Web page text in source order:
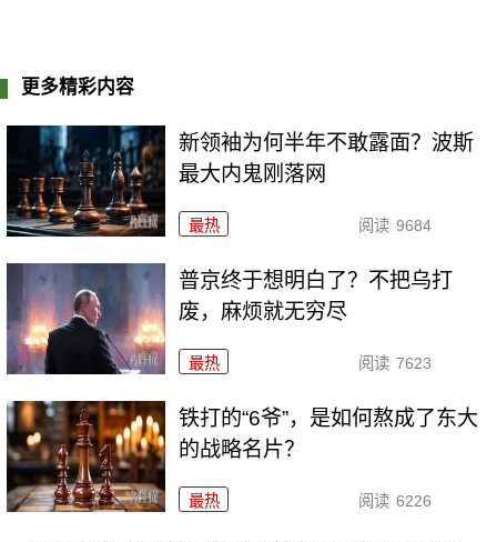
更多精彩内容
新领袖为何半年不敢露面？波斯
最大内鬼刚落网
最热 阅读 9684
普京终于想明白了？不把乌打
废，麻烦就无穷尽
最热 阅读 7623
铁打的“6爷”，是如何熬成了东大
的战略名片？
最热 阅读 6226